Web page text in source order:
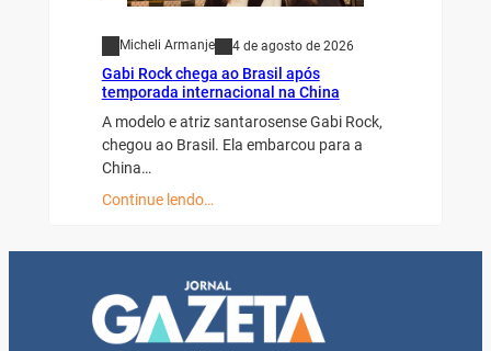
Micheli Armanje 4 de agosto de 2026
Gabi Rock chega ao Brasil após
temporada internacional na China
A modelo e atriz santarosense Gabi Rock,
chegou ao Brasil. Ela embarcou para a
China…
Continue lendo…